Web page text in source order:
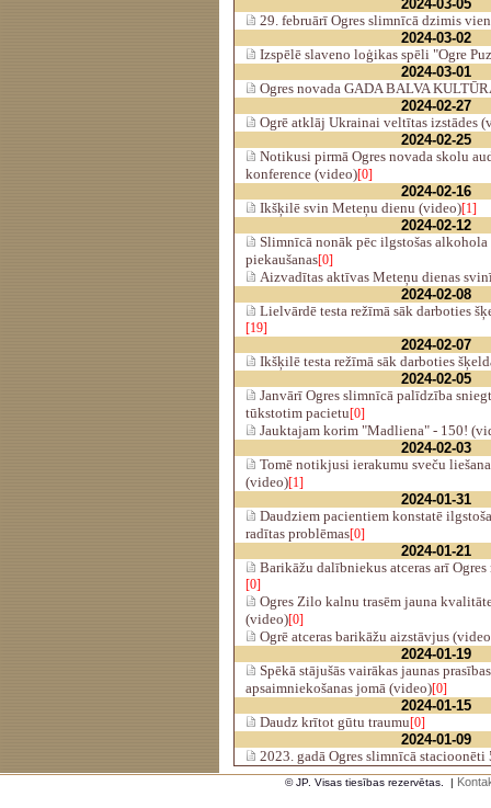
2024-03-05
29. februārī Ogres slimnīcā dzimis
2024-03-02
Izspēlē slaveno loģikas spēli "Ogre
2024-03-01
Ogres novada GADA BALVA
2024-02-27
Ogrē atklāj Ukrainai veltītas izstādes
2024-02-25
Notikusi pirmā Ogres novada skolu
konference (video)[0]
2024-02-16
Ikšķilē svin Meteņu dienu (video)[1]
2024-02-12
Slimnīcā nonāk pēc ilgstošas alkohola
piekaušanas[0]
Aizvadītas aktīvas Meteņu dienas
2024-02-08
Lielvārdē testa režīmā sāk darboties
[19]
2024-02-07
Ikšķilē testa režīmā sāk darboties
2024-02-05
Janvārī Ogres slimnīcā palīdzība
tūkstotim pacietu[0]
Jauktajam korim "Madliena" - 150!
2024-02-03
Tomē notikjusi ierakumu sveču
(video)[1]
2024-01-31
Daudziem pacientiem konstatē
radītas problēmas[0]
2024-01-21
Barikāžu dalībniekus atceras arī
[0]
Ogres Zilo kalnu trasēm jauna
(video)[0]
Ogrē atceras barikāžu aizstāvjus
2024-01-19
Spēkā stājušās vairākas jaunas
apsaimniekošanas jomā (video)[0]
2024-01-15
Daudz krītot gūtu traumu[0]
2024-01-09
2023. gadā Ogres slimnīcā
© JP. Visas tiesības rezervētas. |